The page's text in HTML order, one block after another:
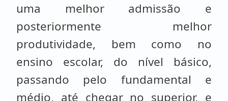
uma melhor admissão e
posteriormente melhor
produtividade, bem como no
ensino escolar, do nível básico,
passando pelo fundamental e
médio, até chegar no superior, e